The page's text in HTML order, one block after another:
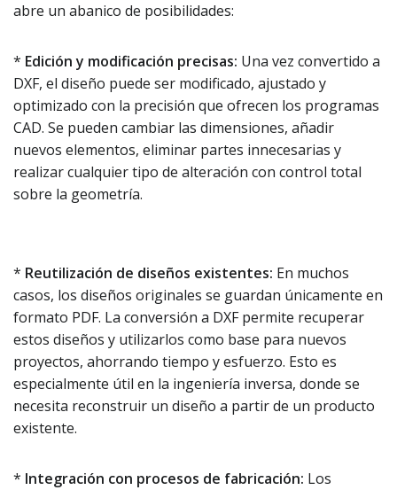
abre un abanico de posibilidades:
* Edición y modificación precisas: Una vez convertido a
DXF, el diseño puede ser modificado, ajustado y
optimizado con la precisión que ofrecen los programas
CAD. Se pueden cambiar las dimensiones, añadir
nuevos elementos, eliminar partes innecesarias y
realizar cualquier tipo de alteración con control total
sobre la geometría.
* Reutilización de diseños existentes: En muchos
casos, los diseños originales se guardan únicamente en
formato PDF. La conversión a DXF permite recuperar
estos diseños y utilizarlos como base para nuevos
proyectos, ahorrando tiempo y esfuerzo. Esto es
especialmente útil en la ingeniería inversa, donde se
necesita reconstruir un diseño a partir de un producto
existente.
* Integración con procesos de fabricación: Los